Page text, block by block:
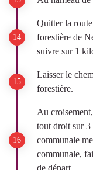
Quitter la
forestière de
suivre sur 1
Laisser le
forestière.
Au
tout droit sur 3
communale
communale,
de départ.